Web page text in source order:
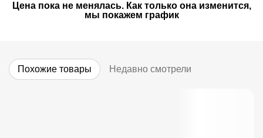
Цена пока не менялась. Как только она изменится,
мы покажем график
Похожие товары Недавно смотрели